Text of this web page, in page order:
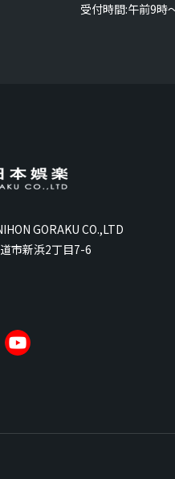
受付時間:午前9時
GORAKU CO.,LTD
市新浜2丁目7-6